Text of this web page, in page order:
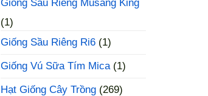
Giống Sầu Riêng Musang King
(1)
Giống Sầu Riêng Ri6 (1)
Giống Vú Sữa Tím Mica (1)
Hạt Giống Cây Trồng (269)